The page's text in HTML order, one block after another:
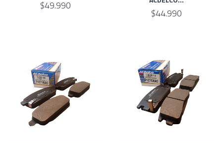
$49.990
$44.990